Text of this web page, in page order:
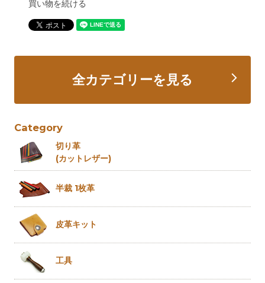
買い物を続ける
全カテゴリーを見る
Category
切り革
(カットレザー)
半裁 1枚革
皮革キット
工具